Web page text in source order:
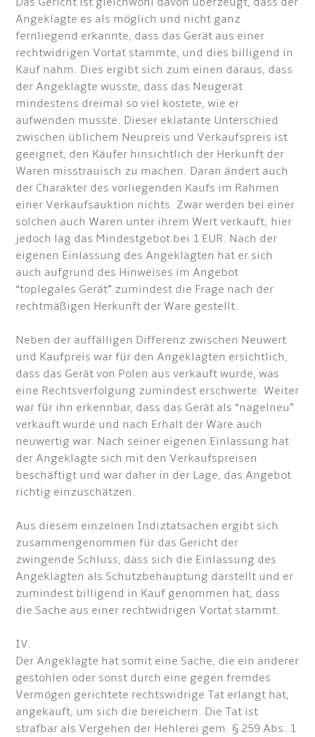
Angeklagte es als möglich und nicht ganz
fernliegend erkannte, dass das Gerät aus einer
rechtwidrigen Vortat stammte, und dies billigend in
Kauf nahm. Dies ergibt sich zum einen daraus, dass
der Angeklagte wusste, dass das Neugerät
mindestens dreimal so viel kostete, wie er
aufwenden musste. Dieser eklatante Unterschied
zwischen üblichem Neupreis und Verkaufspreis ist
geeignet, den Käufer hinsichtlich der Herkunft der
Waren misstrauisch zu machen. Daran ändert auch
der Charakter des vorliegenden Kaufs im Rahmen
einer Verkaufsauktion nichts. Zwar werden bei einer
solchen auch Waren unter ihrem Wert verkauft; hier
jedoch lag das Mindestgebot bei 1 EUR. Nach der
eigenen Einlassung des Angeklagten hat er sich
auch aufgrund des Hinweises im Angebot
“toplegales Gerät” zumindest die Frage nach der
rechtmäßigen Herkunft der Ware gestellt.
Neben der auffälligen Differenz zwischen Neuwert
und Kaufpreis war für den Angeklagten ersichtlich,
dass das Gerät von Polen aus verkauft wurde, was
eine Rechtsverfolgung zumindest erschwerte. Weiter
war für ihn erkennbar, dass das Gerät als “nagelneu”
verkauft wurde und nach Erhalt der Ware auch
neuwertig war. Nach seiner eigenen Einlassung hat
der Angeklagte sich mit den Verkaufspreisen
beschäftigt und war daher in der Lage, das Angebot
richtig einzuschätzen.
Aus diesem einzelnen Indiztatsachen ergibt sich
zusammengenommen für das Gericht der
zwingende Schluss, dass sich die Einlassung des
Angeklagten als Schutzbehauptung darstellt und er
zumindest billigend in Kauf genommen hat, dass
die Sache aus einer rechtwidrigen Vortat stammt.
IV.
Der Angeklagte hat somit eine Sache, die ein anderer
gestohlen oder sonst durch eine gegen fremdes
Vermögen gerichtete rechtswidrige Tat erlangt hat,
angekauft, um sich die bereichern. Die Tat ist
strafbar als Vergehen der Hehlerei gem. § 259 Abs. 1